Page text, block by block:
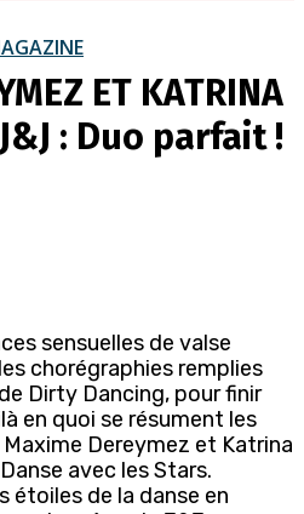
ET KATRINA
J&J : Duo parfait !
sensuelles de valse
chorégraphies remplies
Dirty Dancing, pour finir
en quoi se résument les
Dereymez et Katrina
avec les Stars.
étoiles de la danse en